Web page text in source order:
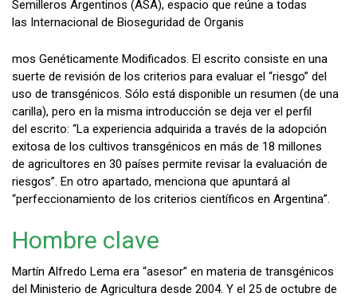
Semilleros Argentinos (ASA), espacio que reúne a todas
las Internacional de Bioseguridad de Organis
mos Genéticamente Modificados. El escrito consiste en una
suerte de revisión de los criterios para evaluar el “riesgo” del
uso de transgénicos. Sólo está disponible un resumen (de una
carilla), pero en la misma introducción se deja ver el perfil
del escrito: “La experiencia adquirida a través de la adopción
exitosa de los cultivos transgénicos en más de 18 millones
de agricultores en 30 países permite revisar la evaluación de
riesgos”. En otro apartado, menciona que apuntará al
“perfeccionamiento de los criterios científicos en Argentina”.
Hombre clave
Martín Alfredo Lema era “asesor” en materia de transgénicos
del Ministerio de Agricultura desde 2004. Y el 25 de octubre de